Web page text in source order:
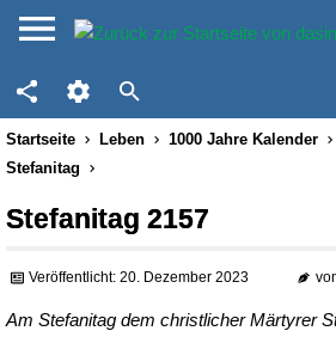
Startseite Leben 1000 Jahre Kalender
Stefanitag
Stefanitag 2157
Veröffentlicht: 20. Dezember 2023
Am Stefanitag dem christlicher Märtyrer